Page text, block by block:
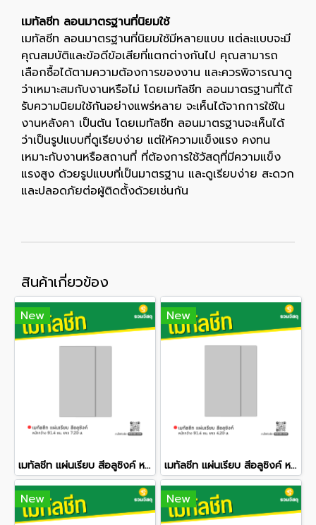
เมทัลชีท ลอนมาตรฐานที่นิยมใช้
เมทัลชีท ลอนมาตรฐานที่นิยมใช้มีหลายแบบ แต่ละแบบจะมี
คุณสมบัติและข้อดีข้อเสียที่แตกต่างกันไป คุณสามารถ
เลือกซื้อได้ตามความต้องการของงาน และควรพิจารณาดู
ว่าเหมาะสมกับงานหรือไม่ โดยเมทัลชีท ลอนมาตรฐานที่ได้
รับความนิยมใช้กันอย่างแพร่หลาย จะเห็นได้จากการใช้ใน
งานหลังคา เป็นต้น โดยเมทัลชีท ลอนมาตรฐานจะเห็นได้
ว่าเป็นรูปแบบที่ดูเรียบง่าย แต่ให้ความแข็งแรง คงทน
เหมาะกับงานหรือสถานที่ ที่ต้องการใช้วัสดุที่มีความแข็ง
แรงสูง ด้วยรูปแบบที่เป็นมาตรฐาน และดูเรียบง่าย สะดวก
และปลอดภัยต่อผู้ติดตั้งด้วยเช่นกัน
สินค้าเกี่ยวข้อง
New
เมทัลชีท แผ่นเรียบ สีอลูซิงค์ หน้ากว้าง 91.4 ซม. ยาว 7.20 ม.
New
เมทัลชีท แผ่นเรียบ สีอลูซิงค์ หน้ากว้าง 91.4 ซม. ยาว 4.20 ม.
New New